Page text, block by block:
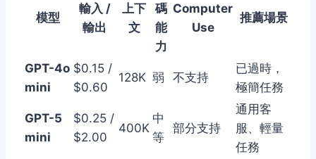
模型
輸入 /
輸出
上下
文
碼
能
力
Computer
Use
推薦場景
GPT-4o
mini
$0.15 /
$0.60
128K 弱 不支持
已過時，
極簡任務
GPT-5
mini
$0.25 /
$2.00
400K
中
等
部分支持
通用客
服、輕量
任務